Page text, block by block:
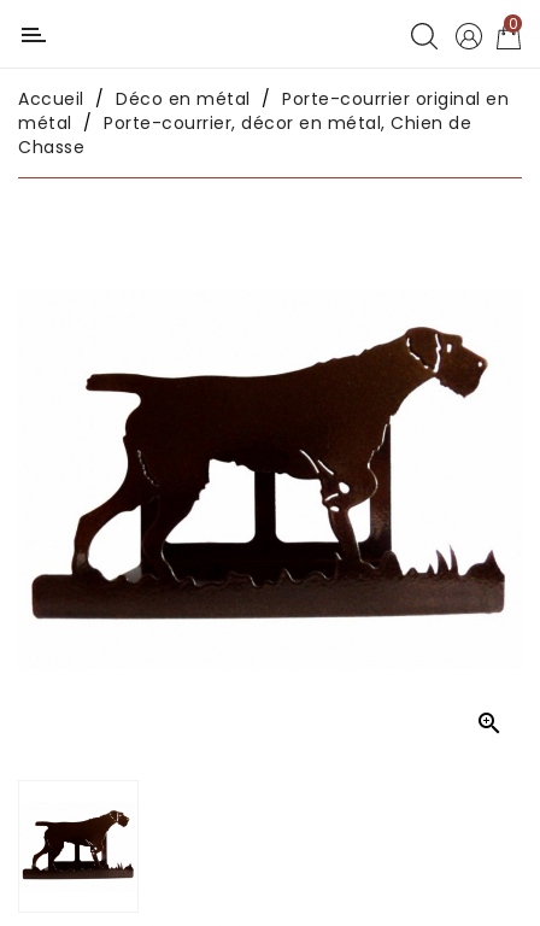
Catégorie
Déco
chambres
asiatique
Déco
pour
0
Accueil Déco en métal
Porte-courrier original en
métal
Porte-courrier, décor en métal, Chien de
Chasse
